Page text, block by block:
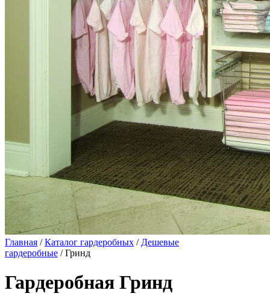
Главная /Каталог гардеробных / Дешевые
гардеробные / Гринд
Гардеробная Гринд